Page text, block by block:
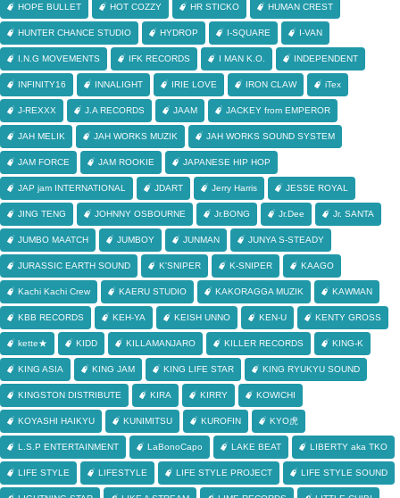
HOPE BULLET HOT COZZY HR STICKO HUMAN CREST
HUNTER CHANCE STUDIO HYDROP I-SQUARE I-VAN
I.N.G MOVEMENTS IFK RECORDS I MAN K.O. INDEPENDENT
INFINITY16 INNALIGHT IRIE LOVE IRON CLAW iTex
J-REXXX J.A RECORDS JAAM JACKEY from EMPEROR
JAH MELIK JAH WORKS MUZIK JAH WORKS SOUND SYSTEM
JAM FORCE JAM ROOKIE JAPANESE HIP HOP
JAP jam INTERNATIONAL JDART Jerry Harris JESSE ROYAL
JING TENG JOHNNY OSBOURNE Jr.BONG Jr.Dee Jr. SANTA
JUMBO MAATCH JUMBOY JUNMAN JUNYA S-STEADY
JURASSIC EARTH SOUND K'SNIPER K-SNIPER KAAGO
Kachi Kachi Crew KAERU STUDIO KAKORAGGA MUZIK KAWMAN
KBB RECORDS KEH-YA KEISH UNNO KEN-U KENTY GROSS
kette★ KIDD KILLAMANJARO KILLER RECORDS KING-K
KING ASIA KING JAM KING LIFE STAR KING RYUKYU SOUND
KINGSTON DISTRIBUTE KIRA KIRRY KOWICHI
KOYASHI HAIKYU KUNIMITSU KUROFIN KYO虎
L.S.P ENTERTAINMENT LaBonoCapo LAKE BEAT LIBERTY aka TKO
LIFE STYLE LIFESTYLE LIFE STYLE PROJECT LIFE STYLE SOUND